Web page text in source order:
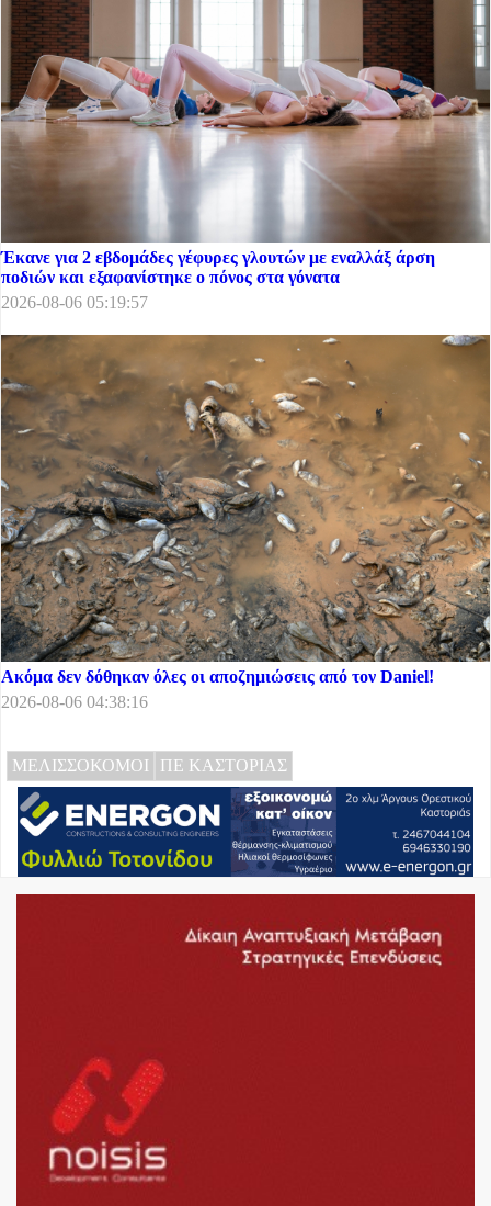
Έκανε για 2 εβδομάδες γέφυρες γλουτών με εναλλάξ άρση
ποδιών και εξαφανίστηκε ο πόνος στα γόνατα
2026-08-06 05:19:57
Ακόμα δεν δόθηκαν όλες οι αποζημιώσεις από τον Daniel!
2026-08-06 04:38:16
ΜΕΛΙΣΣΟΚΟΜΟΙ ΠΕ ΚΑΣΤΟΡΙΑΣ